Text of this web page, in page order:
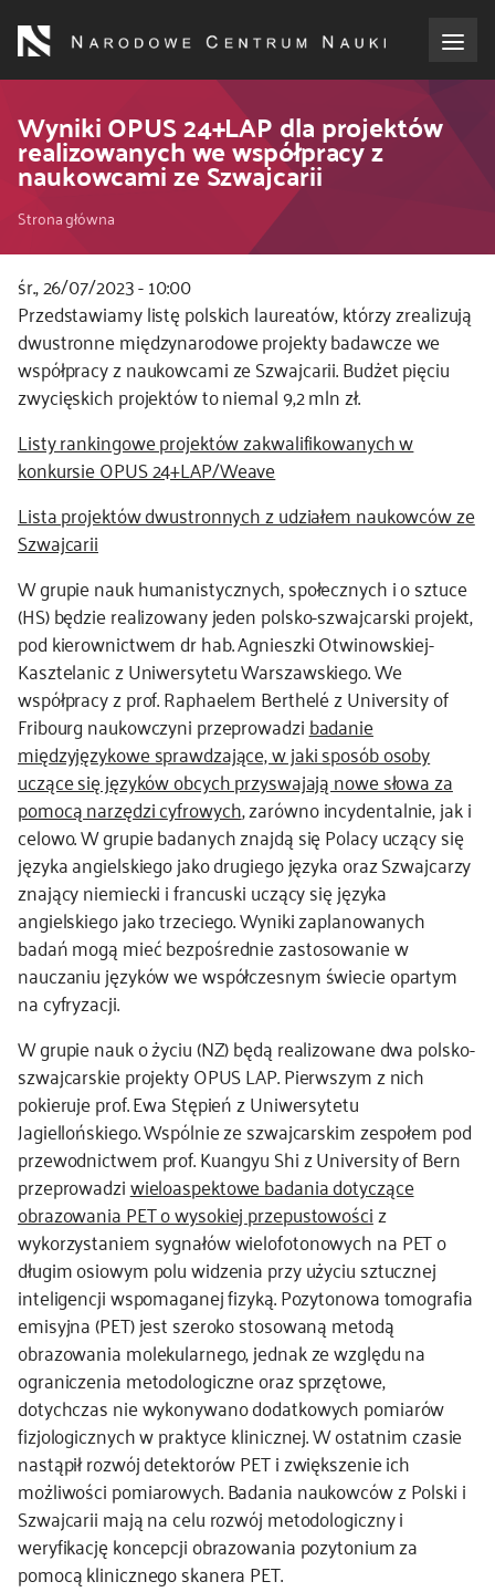
treści
dla wnioskodawców
dla realizujących projekty
dla ekspertów
efekty NCN
współpraca międzynarodowa
nagroda NCN
kontakt
Wyniki OPUS 24+LAP dla projektów
realizowanych we współpracy z
naukowcami ze Szwajcarii
Ścieżka
nawigacyjna
Strona główna
śr., 26/07/2023 - 10:00
Kod
CSS
i
JS
Przedstawiamy listę polskich laureatów, którzy zrealizują
dwustronne międzynarodowe projekty badawcze we
współpracy z naukowcami ze Szwajcarii. Budżet pięciu
zwycięskich projektów to niemal 9,2 mln zł.
Listy rankingowe projektów zakwalifikowanych w
konkursie OPUS 24+LAP/Weave
Lista projektów dwustronnych z udziałem naukowców ze
Szwajcarii
W grupie nauk humanistycznych, społecznych i o sztuce
(HS) będzie realizowany jedenpolsko-szwajcarski projekt,
pod kierownictwem dr hab. Agnieszki Otwinowskiej-
Kasztelanicz Uniwersytetu Warszawskiego. We
współpracy z prof. Raphaelem Berthelé z University of
Fribourg naukowczyni przeprowadzibadanie
międzyjęzykowe sprawdzające, w jaki sposób osoby
uczące się języków obcych przyswajają nowe słowa za
pomocą narzędzi cyfrowych, zarówno incydentalnie, jak i
celowo. W grupie badanych znajdą się Polacy uczący się
języka angielskiego jako drugiego języka oraz Szwajcarzy
znający niemiecki i francuski uczący się języka
angielskiego jako trzeciego. Wyniki zaplanowanych
badań mogą mieć bezpośrednie zastosowanie w
nauczaniu języków we współczesnym świecie opartym
na cyfryzacji.
W grupie nauk o życiu (NZ) będą realizowane dwa polsko-
szwajcarskie projekty OPUS LAP. Pierwszym z nich
pokieruje prof. Ewa Stępień z Uniwersytetu
Jagiellońskiego. Wspólnie ze szwajcarskim zespołem pod
przewodnictwem prof. Kuangyu Shi z University of Bern
przeprowadziwieloaspektowe badania dotyczące
obrazowania PET o wysokiej przepustowościz
wykorzystaniem sygnałów wielofotonowych na PET o
długim osiowym polu widzenia przy użyciu sztucznej
inteligencji wspomaganej fizyką. Pozytonowa tomografia
emisyjna (PET) jest szeroko stosowaną metodą
obrazowania molekularnego, jednak ze względu na
ograniczenia metodologiczne oraz sprzętowe,
dotychczas nie wykonywano dodatkowych pomiarów
fizjologicznych w praktyce klinicznej. W ostatnim czasie
nastąpił rozwój detektorów PET i zwiększenie ich
możliwości pomiarowych. Badania naukowców z Polski i
Szwajcarii mają na celu rozwój metodologiczny i
weryfikację koncepcji obrazowania pozytonium za
pomocą klinicznego skanera PET.